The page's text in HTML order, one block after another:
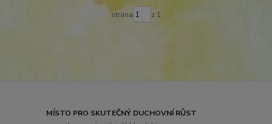
strana z 1
MÍSTO PRO SKUTEČNÝ DUCHOVNÍ RŮST